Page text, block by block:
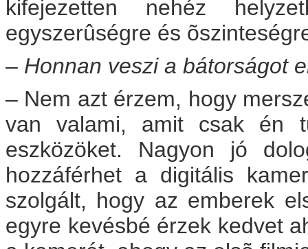
kifejezetten nehéz
egyszerûségre és
– Honnan veszi a bátorságot
– Nem azt érzem, hogy
van valami, amit csak én
eszközöket. Nagyon jó
hozzáférhet a digitális
szolgált, hogy az emberek
egyre kevésbé érzek kedvet